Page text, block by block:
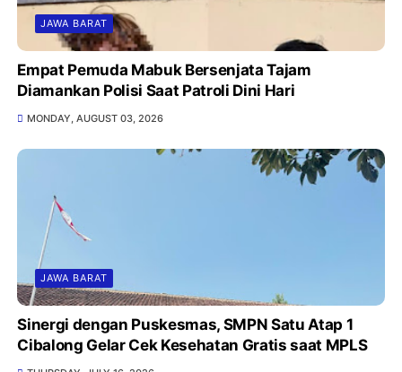
JAWA BARAT
Empat Pemuda Mabuk Bersenjata Tajam
Diamankan Polisi Saat Patroli Dini Hari
MONDAY, AUGUST 03, 2026
JAWA BARAT
Sinergi dengan Puskesmas, SMPN Satu Atap 1
Cibalong Gelar Cek Kesehatan Gratis saat MPLS